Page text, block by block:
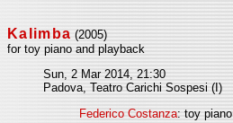
Kalimba (2005)
for toy piano and playback
Sun, 2 Mar 2014, 21:30
Padova, Teatro Carichi Sospesi (I)
Federico Costanza: toy piano